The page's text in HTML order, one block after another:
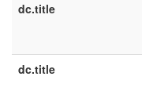
dc.title
dc.title